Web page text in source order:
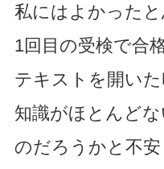
私にはよかったと
1回目の受検で合
テキストを開い
知識がほとんど
のだろうかと不